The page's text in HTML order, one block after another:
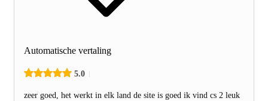
Automatische vertaling
5.0
zeer goed, het werkt in elk land de site is goed ik vind cs 2 leuk